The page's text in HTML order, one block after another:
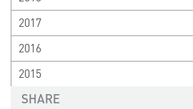
2017
2016
2015
SHARE